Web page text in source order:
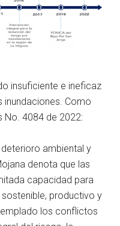
insuficiente e ineficaz
inundaciones. Como
No. 4084 de 2022:
ambiental y
denota que las
capacidad para
productivo y
los conflictos